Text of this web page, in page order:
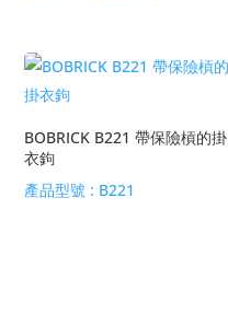
BOBRICK B221 帶保險槓的掛
衣鉤
產品型號 : B221